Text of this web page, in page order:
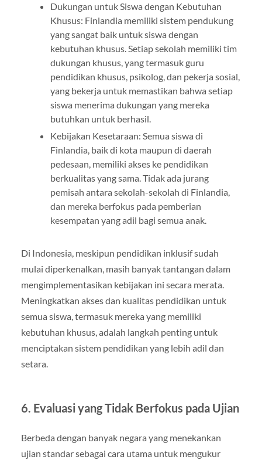
Dukungan untuk Siswa dengan Kebutuhan
Khusus: Finlandia memiliki sistem pendukung
yang sangat baik untuk siswa dengan
kebutuhan khusus. Setiap sekolah memiliki tim
dukungan khusus, yang termasuk guru
pendidikan khusus, psikolog, dan pekerja sosial,
yang bekerja untuk memastikan bahwa setiap
siswa menerima dukungan yang mereka
butuhkan untuk berhasil.
Kebijakan Kesetaraan: Semua siswa di
Finlandia, baik di kota maupun di daerah
pedesaan, memiliki akses ke pendidikan
berkualitas yang sama. Tidak ada jurang
pemisah antara sekolah-sekolah di Finlandia,
dan mereka berfokus pada pemberian
kesempatan yang adil bagi semua anak.
Di Indonesia, meskipun pendidikan inklusif sudah
mulai diperkenalkan, masih banyak tantangan dalam
mengimplementasikan kebijakan ini secara merata.
Meningkatkan akses dan kualitas pendidikan untuk
semua siswa, termasuk mereka yang memiliki
kebutuhan khusus, adalah langkah penting untuk
menciptakan sistem pendidikan yang lebih adil dan
setara.
6. Evaluasi yang Tidak Berfokus pada Ujian
Berbeda dengan banyak negara yang menekankan
ujian standar sebagai cara utama untuk mengukur